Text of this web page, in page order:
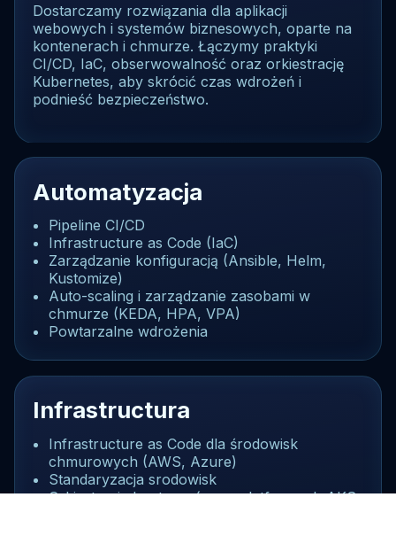
Dostarczamy rozwiązania dla aplikacji
webowych i systemów biznesowych, oparte na
kontenerach i chmurze. Łączymy praktyki
CI/CD, IaC, obserwowalność oraz orkiestrację
Kubernetes, aby skrócić czas wdrożeń i
podnieść bezpieczeństwo.
Automatyzacja
Pipeline CI/CD
Infrastructure as Code (IaC)
Zarządzanie konfiguracją (Ansible, Helm,
Kustomize)
Auto-scaling i zarządzanie zasobami w
chmurze (KEDA, HPA, VPA)
Powtarzalne wdrożenia
Infrastructura
Infrastructure as Code dla środowisk
chmurowych (AWS, Azure)
Standaryzacja srodowisk
Orkiestracja kontenerów na platformach AKS,